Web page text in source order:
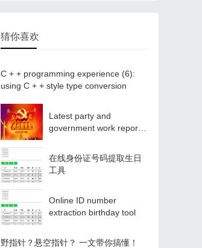
猜你喜欢
C + + programming experience (6):
using C + + style type conversion
Latest party and
government work report
在线身份证号码提取生日
工具
Online ID number
extraction birthday tool
️野指针？悬空指针？️ 一文带你搞懂！